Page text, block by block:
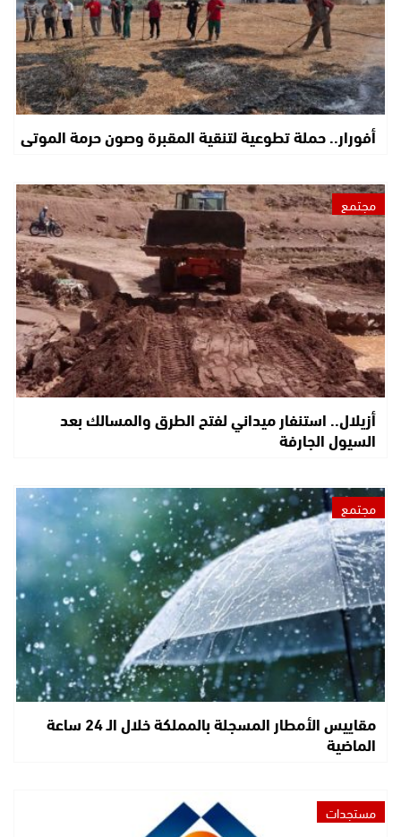
أفورار.. حملة تطوعية لتنقية المقبرة وصون حرمة الموتى
مجتمع
أزيلال.. استنفار ميداني لفتح الطرق والمسالك بعد
السيول الجارفة
مجتمع
مقاييس الأمطار المسجلة بالمملكة خلال الـ 24 ساعة
الماضية
مستجدات